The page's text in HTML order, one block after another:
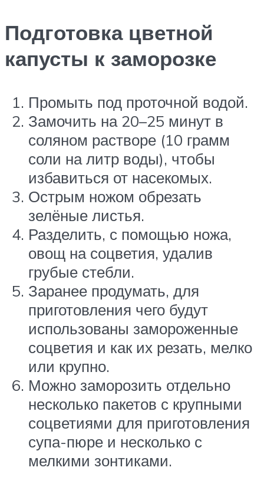
Подготовка цветной
капусты к заморозке
Промыть под проточной водой.
Замочить на 20–25 минут в
соляном растворе (10 грамм
соли на литр воды), чтобы
избавиться от насекомых.
Острым ножом обрезать
зелёные листья.
Разделить, с помощью ножа,
овощ на соцветия, удалив
грубые стебли.
Заранее продумать, для
приготовления чего будут
использованы замороженные
соцветия и как их резать, мелко
или крупно.
Можно заморозить отдельно
несколько пакетов с крупными
соцветиями для приготовления
супа-пюре и несколько с
мелкими зонтиками.